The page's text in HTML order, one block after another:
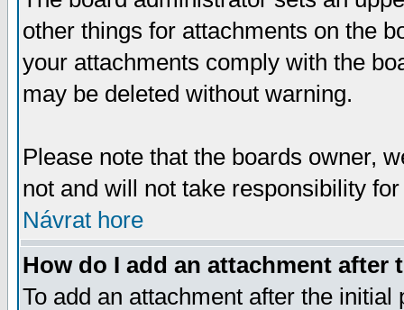
other things for attachments on the
your attachments comply with the
may be deleted without warning.
Please note that the boards owner,
not and will not take responsibility
Návrat hore
How do I add an attachment after
To add an attachment after the